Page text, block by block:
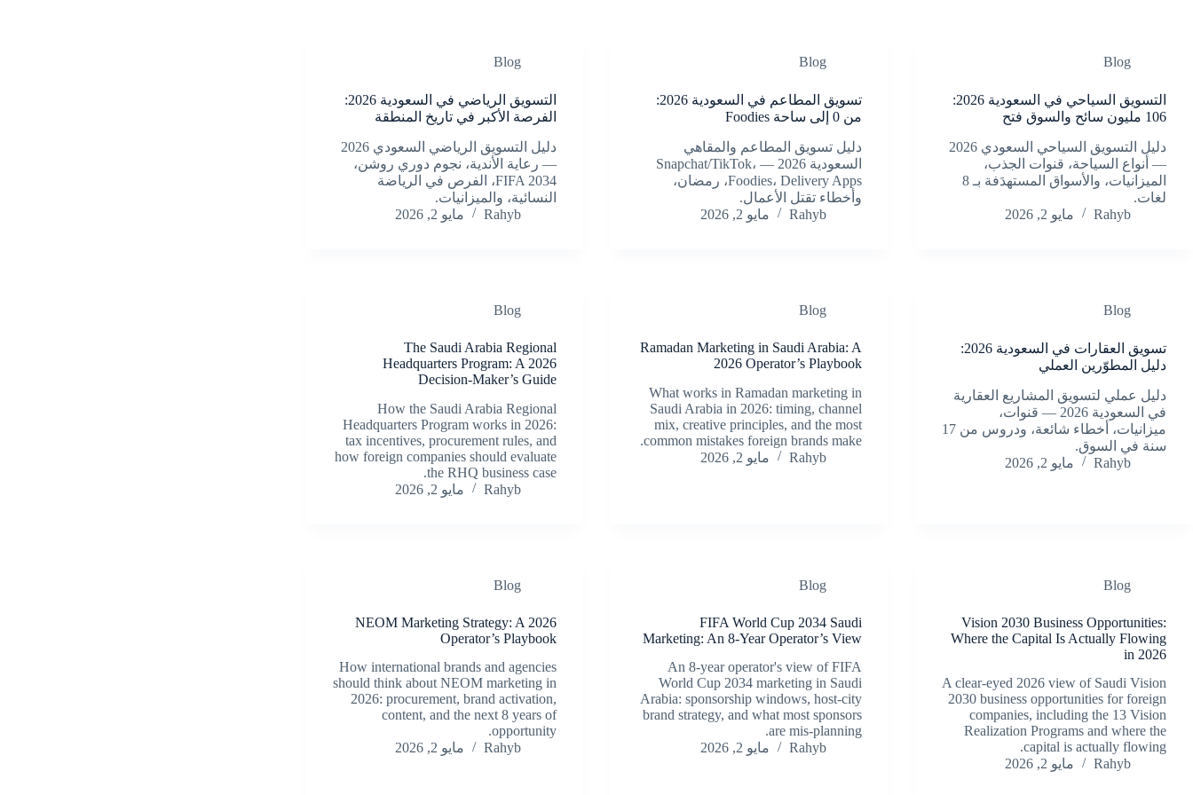
Blog
التسويق السياحي في السعودية 2026:
106 مليون سائح والسوق فتح
دليل التسويق السياحي السعودي 2026
— أنواع السياحة، قنوات الجذب،
الميزانيات، والأسواق المستهدَفة بـ 8
لغات.
Rahyb
مايو 2, 2026
Blog
تسويق المطاعم في السعودية 2026:
من 0 إلى ساحة Foodies
دليل تسويق المطاعم والمقاهي
السعودية 2026 — Snapchat/TikTok،
Foodies، Delivery Apps، رمضان،
وأخطاء تقتل الأعمال.
Rahyb
مايو 2, 2026
Blog
التسويق الرياضي في السعودية 2026:
الفرصة الأكبر في تاريخ المنطقة
دليل التسويق الرياضي السعودي 2026
— رعاية الأندية، نجوم دوري روشن،
FIFA 2034، الفرص في الرياضة
النسائية، والميزانيات.
Rahyb
مايو 2, 2026
Blog
تسويق العقارات في السعودية 2026:
دليل المطوّرين العملي
دليل عملي لتسويق المشاريع العقارية
في السعودية 2026 — قنوات،
ميزانيات، أخطاء شائعة، ودروس من 17
سنة في السوق.
Rahyb
مايو 2, 2026
Blog
Ramadan Marketing in Saudi Arabia: A
2026 Operator’s Playbook
What works in Ramadan marketing in
Saudi Arabia in 2026: timing, channel
mix, creative principles, and the most
common mistakes foreign brands make.
Rahyb
مايو 2, 2026
Blog
The Saudi Arabia Regional
Headquarters Program: A 2026
Decision-Maker’s Guide
How the Saudi Arabia Regional
Headquarters Program works in 2026:
tax incentives, procurement rules, and
how foreign companies should evaluate
the RHQ business case.
Rahyb
مايو 2, 2026
Blog
Vision 2030 Business Opportunities:
Where the Capital Is Actually Flowing
in 2026
A clear-eyed 2026 view of Saudi Vision
2030 business opportunities for foreign
companies, including the 13 Vision
Realization Programs and where the
capital is actually flowing.
Rahyb
مايو 2, 2026
Blog
FIFA World Cup 2034 Saudi
Marketing: An 8-Year Operator’s View
An 8-year operator's view of FIFA
World Cup 2034 marketing in Saudi
Arabia: sponsorship windows, host-city
brand strategy, and what most sponsors
are mis-planning.
Rahyb
مايو 2, 2026
Blog
NEOM Marketing Strategy: A 2026
Operator’s Playbook
How international brands and agencies
should think about NEOM marketing in
2026: procurement, brand activation,
content, and the next 8 years of
opportunity.
Rahyb
مايو 2, 2026